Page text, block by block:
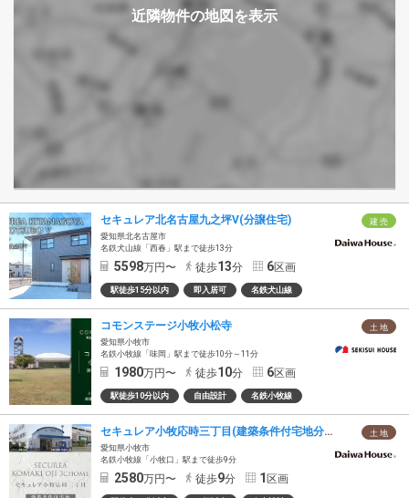
建 売
セキュレア北名古屋九之坪V(分譲住宅)
愛知県北名古屋市
名鉄犬山線「西春」駅まで徒歩13分
5598万円〜 徒歩13分 6区画
駅徒歩15分以内 即入居可 名鉄犬山線
土 地
コモンステージ小牧小松寺
愛知県小牧市
名鉄小牧線「味岡」駅まで徒歩10分～11分
1980万円〜 徒歩10分 6区画
駅徒歩10分以内 自由設計 名鉄小牧線
土 地
セキュレア小牧応時三丁目(建築条件付宅地分譲)
愛知県小牧市
名鉄小牧線「小牧口」駅まで徒歩9分
2580万円〜 徒歩9分 1区画